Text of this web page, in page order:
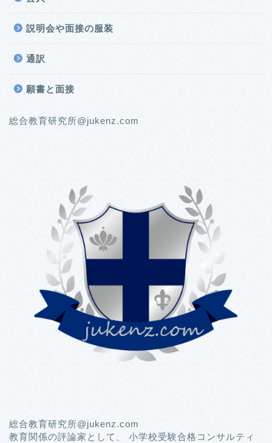
説明会や面接の服装
通訳
願書と面接
総合教育研究所@jukenz.com
総合教育研究所@jukenz.com
教育関係の評論家として、 小学校受験合格コンサルティ